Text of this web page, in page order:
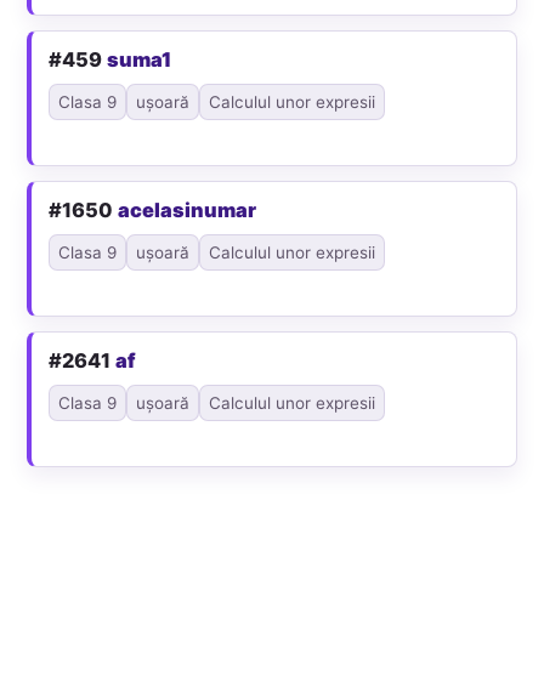
#459suma1
Clasa 9 ușoară Calculul unor expresii
#1650acelasinumar
Clasa 9 ușoară Calculul unor expresii
#2641af
Clasa 9 ușoară Calculul unor expresii